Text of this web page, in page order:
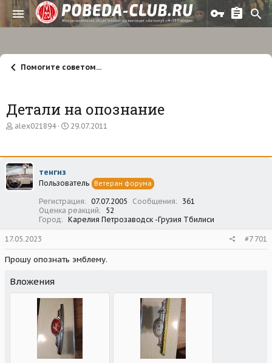
Помогите советом...
Детали на опознание
А
о
р
т
е
alex021894
Д
а
ч
л
а
29.07.2011
тенгиз
Пользователь Ветеран форума
Регистрация 07.07.2005 Сообщения
361
Оценка реакций
52
Город
Карелия Петрозаводск -Грузия Тбилиси
17.05.2023 #7 701
Прошу опознать эмблему.
Вложения